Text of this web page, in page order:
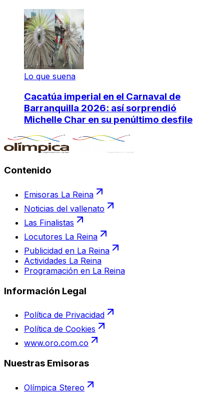
Lo que suena
Cacatúa imperial en el Carnaval de
Barranquilla 2026: así sorprendió
Michelle Char en su penúltimo desfile
Contenido
Emisoras La Reina
Noticias del vallenato
Las Finalistas
Locutores La Reina
Publicidad en La Reina
Actividades La Reina
Programación en La Reina
Información Legal
Política de Privacidad
Política de Cookies
www.oro.com.co
Nuestras Emisoras
Olímpica Stereo